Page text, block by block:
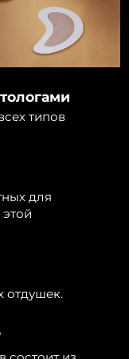
типов
для
отдушек.
8/12/26
дата доставки
дата доставки
дата доставки
дата доставки